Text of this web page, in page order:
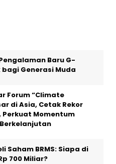
Baru G-
bagi Generasi Muda
Forum “Climate
di Asia, Cetak Rekor
Perkuat Momentum
Saham BRMS: Siapa di
700 Miliar?